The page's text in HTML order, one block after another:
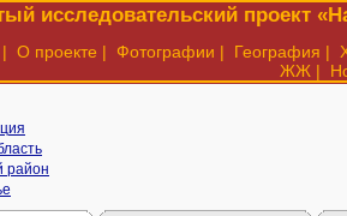
исследовательский проект
| О проекте | Фотографии | География |
ЖЖ |
район